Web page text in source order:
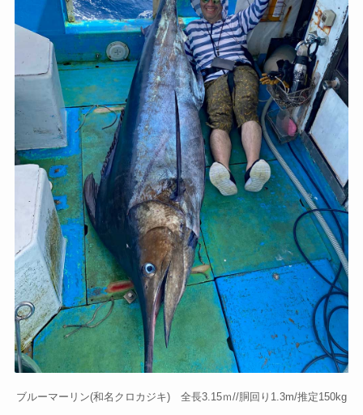
ブルーマーリン(和名クロカジキ) 全長3.15ｍ//胴回り1.3m/推定150kg